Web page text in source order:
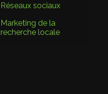
Réseaux sociaux
Marketing de la
recherche locale